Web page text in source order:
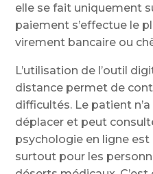
elle se fait uniquement
paiement s’effectue le
virement bancaire ou
L’utilisation de l’outil
distance permet de
difficultés. Le patient
déplacer et peut
psychologie en ligne
surtout pour les